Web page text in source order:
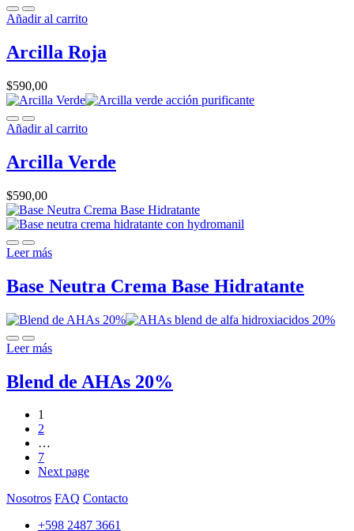
Añadir al carrito
Arcilla Roja
$590,00
Añadir al carrito
Arcilla Verde
$590,00
Leer más
Base Neutra Crema Base Hidratante
Leer más
Blend de AHAs 20%
1
2
…
7
Next page
Nosotros FAQ Contacto
+598 2487 3661